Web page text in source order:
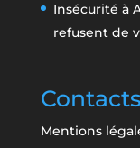
Insécurité à
refusent de
Contacts
Mentions